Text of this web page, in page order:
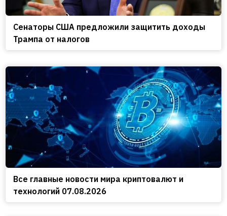
Сенаторы США предложили защитить доходы
Трампа от налогов
Все главные новости мира криптовалют и
технологий 07.08.2026